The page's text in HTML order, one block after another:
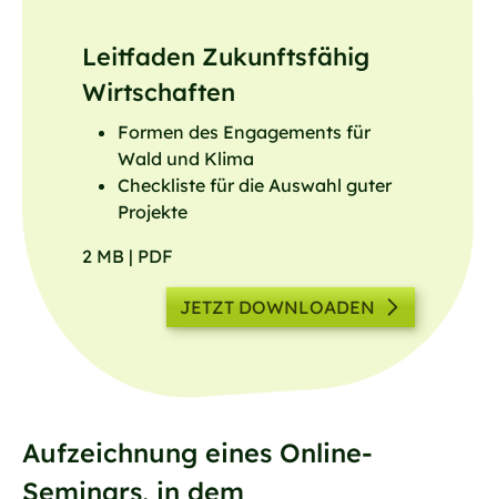
Leitfaden Zukunftsfähig
Wirtschaften
Formen des Engagements für
Wald und Klima
Checkliste für die Auswahl guter
Projekte
2 MB | PDF
JETZT DOWNLOADEN
Aufzeichnung eines Online-